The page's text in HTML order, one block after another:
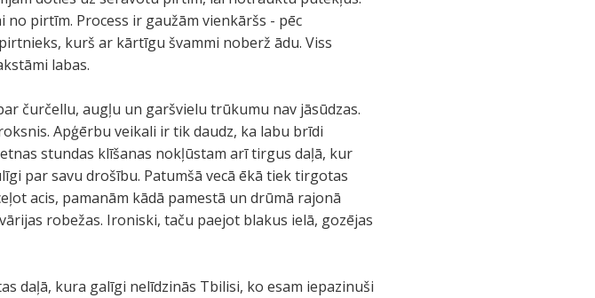
no pirtīm. Process ir gaužām vienkāršs - pēc
kurš ar kārtīgu švammi noberž ādu. Viss
labas.
čurčellu, augļu un garšvielu trūkumu nav jāsūdzas.
Apģērbu veikali ir tik daudz, ka labu brīdi
stundas klīšanas nokļūstam arī tirgus daļā, kur
par savu drošību. Patumšā vecā ēkā tiek tirgotas
acis, pamanām kādā pamestā un drūmā rajonā
robežas. Ironiski, taču paejot blakus ielā, gozējas
daļā, kura galīgi nelīdzinās Tbilisi, ko esam iepazinuši